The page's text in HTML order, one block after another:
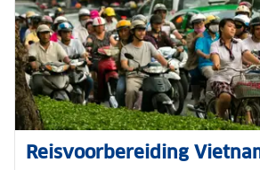
Reisvoorbereiding